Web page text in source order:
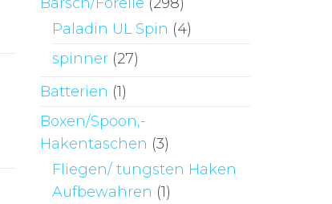
Paladin UL Spin (4)
spinner (27)
Batterien (1)
Boxen/Spoon,-
Hakentaschen (3)
Fliegen/ tungsten Haken
Aufbewahren (1)